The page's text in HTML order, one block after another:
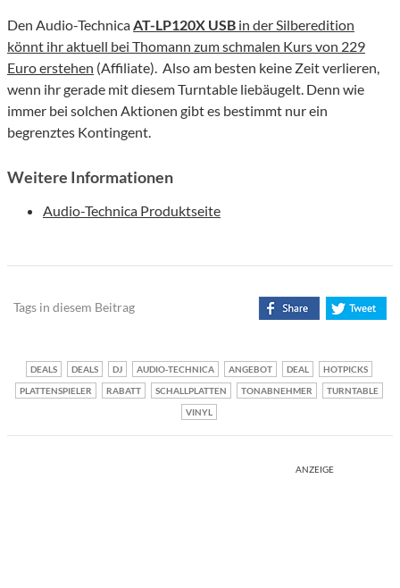
Den Audio-TechnicaAT-LP120X USB in der Silberedition
könnt ihr aktuell bei Thomann zum schmalen Kurs von 229
Euro erstehen (Affiliate). Also am besten keine Zeit verlieren,
wenn ihr gerade mit diesem Turntable liebäugelt. Denn wie
immer bei solchen Aktionen gibt es bestimmt nur ein
begrenztes Kontingent.
Weitere Informationen
Audio-Technica Produktseite
Tags in diesem Beitrag
DEALS DEALS DJ AUDIO-TECHNICA ANGEBOT DEAL
HOTPICKS
PLATTENSPIELER
RABATT SCHALLPLATTEN TONABNEHMER
TURNTABLE
VINYL
ANZEIGE